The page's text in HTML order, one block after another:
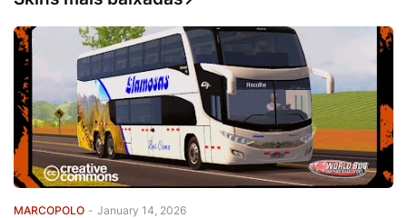
MARCOPOLO - January 14, 2026